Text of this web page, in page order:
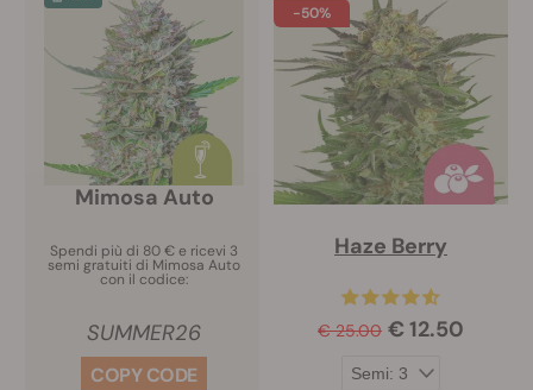
Mimosa Auto
Spendi più di 80 € e ricevi 3
semi gratuiti di Mimosa Auto
con il codice:
SUMMER26
COPY CODE
-50%
Haze Berry
€ 25.00 € 12.50